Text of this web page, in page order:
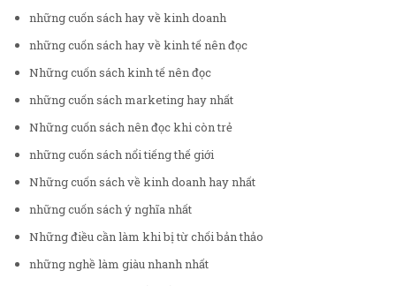
những cuốn sách hay về kinh doanh
những cuốn sách hay về kinh tế nên đọc
Những cuốn sách kinh tế nên đọc
những cuốn sách marketing hay nhất
Những cuốn sách nên đọc khi còn trẻ
những cuốn sách nổi tiếng thế giới
Những cuốn sách về kinh doanh hay nhất
những cuốn sách ý nghĩa nhất
Những điều cần làm khi bị từ chối bản thảo
những nghề làm giàu nhanh nhất